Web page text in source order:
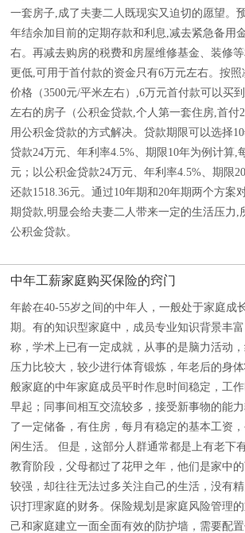
一套房子,成了夫妻二人既现实又迫切的愿望。
年结余加目前的定期存款和利息,减去紧急备用
右。再减去购房的税费和房屋维修基金、装修
更低,可用于首付款的资金只有6万元左右。按
价格（3500元/平米左右）,6万元首付款可以买
左右的房子（公积金贷款,个人第一套住房,首付
用公积金贷款的方式解决。贷款期限可以选择
贷款24万元、年利率4.5%、期限10年为例计算,
元；以公积金贷款24万元、年利率4.5%、期限
还款1518.36元。通过10年期和20年期两个方案
期贷款,明显会给夫妻二人带来一定的生活压力,
公积金贷款。
中年工薪家庭购买保险的窍门
年龄在40-55岁之间的中年人，一般处于家庭成
期。有的知识型家庭中，成员专业知识背景丰
称，学术上已有一定成就，从事的是脑力活动
压力比较大，较少进行体育锻炼，年老后的身
般家庭的中年家庭成员平时作息时间稳定，工
早起；同事间相互交流较多，接受新事物的能
了一定储备，有住房，每月有稳定的基本工资
闲生活。 但是，这部分人群通常都是上有老下
教育阶段，父母都过了花甲之年，他们是家中
较强，却往往无法过多关注自己的生活，没有
识打理家庭的财务。保险规划是家庭风险管理
己和家庭建立一面全面有效的防护墙，需要配